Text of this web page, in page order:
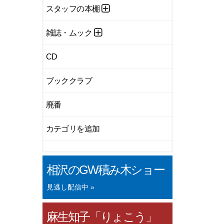
スタッフの本棚
雑誌・ムック
CD
ブッククラブ
廃番
カテゴリを追加
相沢のGW積み木ショー
見逃し配信中 »
麻生知子「りょこう」